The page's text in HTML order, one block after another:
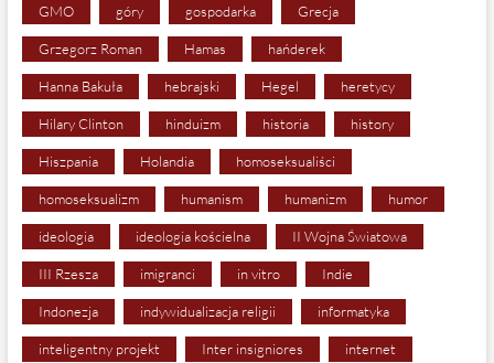
GMO góry gospodarka Grecja
Grzegorz Roman Hamas hańderek
Hanna Bakuła hebrajski Hegel heretycy
Hilary Clinton hinduizm historia history
Hiszpania Holandia homoseksualiści
homoseksualizm humanism humanizm humor
ideologia ideologia kościelna II Wojna Światowa
III Rzesza imigranci in vitro Indie
Indonezja indywidualizacja religii informatyka
inteligentny projekt Inter insigniores internet